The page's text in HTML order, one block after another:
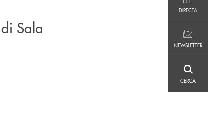
DIRECTA
NEWSLETTER
CERCA
Sala